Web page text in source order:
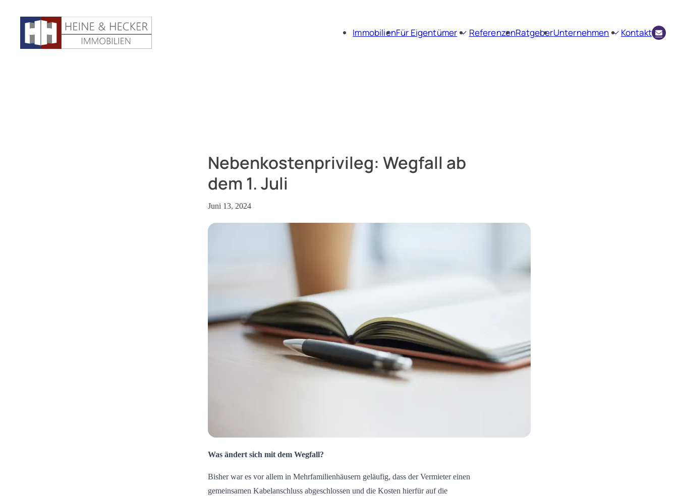
ImmobilienFür Eigentümer
ReferenzenRatgeberUnternehmen
Kontakt
Nebenkostenprivileg: Wegfall ab
dem 1. Juli
Juni 13, 2024
Was ändert sich mit dem Wegfall?
Bisher war es vor allem in Mehrfamilienhäusern geläufig, dass der Vermieter einen
gemeinsamen Kabelanschluss abgeschlossen und die Kosten hierfür auf die